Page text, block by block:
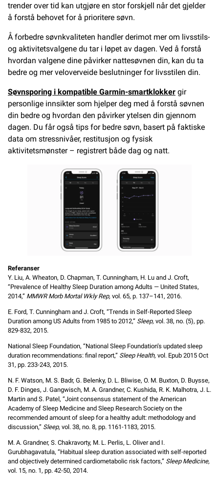
trender over tid kan utgjøre en stor forskjell når det gjelder
å forstå behovet for å prioritere søvn.
Å forbedre søvnkvaliteten handler derimot mer om livsstils-
og aktivitetsvalgene du tar i løpet av dagen. Ved å forstå
hvordan valgene dine påvirker nattesøvnen din, kan du ta
bedre og mer veloverveide beslutninger for livsstilen din.
Søvnsporing i kompatible Garmin-smartklokker gir
personlige innsikter som hjelper deg med å forstå søvnen
din bedre og hvordan den påvirker ytelsen din gjennom
dagen. Du får også tips for bedre søvn, basert på faktiske
data om stressnivåer, restitusjon og fysisk
aktivitetsmønster – registrert både dag og natt.
Referanser
Y. Liu, A. Wheaton, D. Chapman, T. Cunningham, H. Lu and J. Croft,
“Prevalence of Healthy Sleep Duration among Adults — United States,
2014,” MMWR Morb Mortal Wkly Rep, vol. 65, p. 137–141, 2016.
E. Ford, T. Cunningham and J. Croft, “Trends in Self-Reported Sleep
Duration among US Adults from 1985 to 2012,” Sleep, vol. 38, no. (5), pp.
829-832, 2015.
National Sleep Foundation, “National Sleep Foundation’s updated sleep
duration recommendations: final report,” Sleep Health, vol. Epub 2015 Oct
31, pp. 233-243, 2015.
N. F. Watson, M. S. Badr, G. Belenky, D. L. Bliwise, O. M. Buxton, D. Buysse,
D. F. Dinges, J. Gangwisch, M. A. Grandner, C. Kushida, R. K. Malhotra, J. L.
Martin and S. Patel, “Joint consensus statement of the American
Academy of Sleep Medicine and Sleep Research Society on the
recommended amount of sleep for a healthy adult: methodology and
discussion,” Sleep, vol. 38, no. 8, pp. 1161-1183, 2015.
M. A. Grandner, S. Chakravorty, M. L. Perlis, L. Oliver and I.
Gurubhagavatula, “Habitual sleep duration associated with self-reported
and objectively determined cardiometabolic risk factors,” Sleep Medicine,
vol. 15, no. 1, pp. 42-50, 2014.